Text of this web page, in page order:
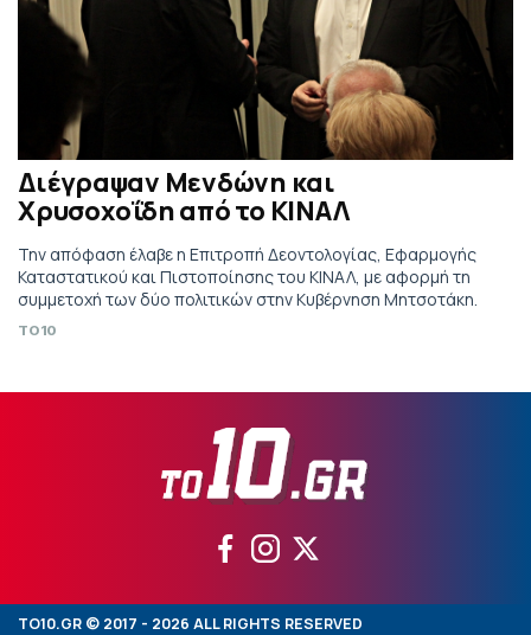
Διέγραψαν Μενδώνη και
Χρυσοχοΐδη από το ΚΙΝΑΛ
Την απόφαση έλαβε η Επιτροπή Δεοντολογίας, Εφαρμογής
Καταστατικού και Πιστοποίησης του ΚΙΝΑΛ, με αφορμή τη
συμμετοχή των δύο πολιτικών στην Κυβέρνηση Μητσοτάκη.
TO10
TO10.GR © 2017 - 2026 ALL RIGHTS RESERVED